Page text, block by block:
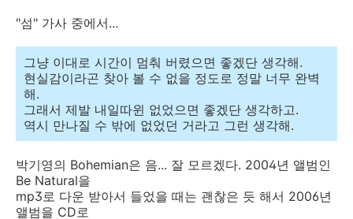
"섬" 가사 중에서...
그냥 이대로 시간이 멈춰 버렸으면 좋겠단 생각해.
현실감이라곤 찾아 볼 수 없을 정도로 정말 너무 완벽
해.
그래서 제발 내일따윈 없었으면 좋겠단 생각하고.
역시 만나질 수 밖에 없었던 거라고 그런 생각해.
박기영의 Bohemian은 음... 잘 모르겠다. 2004년 앨범인
Be Natural을
mp3로 다운 받아서 들었을 때는 괜찮은 듯 해서 2006년
앨범을 CD로